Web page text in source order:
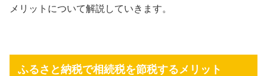
メリットについて解説していきます。
ふるさと納税で相続税を節税するメリット